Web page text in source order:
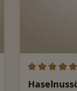
5 Sternen